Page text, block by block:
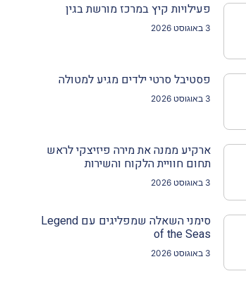
פעילויות קיץ במרכז מורשת בגין
3 באוגוסט 2026
פסטיבל סרטי ילדים מגיע למטולה
3 באוגוסט 2026
ארקיע ממנה את מירה פיזיצקי לראש
תחום חוויית הלקוח והשירות
3 באוגוסט 2026
סימני השאלה שמפליגים עם Legend
of the Seas
3 באוגוסט 2026